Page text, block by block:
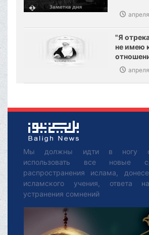
"Я
не имею
Мы должны идти в ногу
использовать все новые
распространения ислама,
исламского учения, ответа
устранения сомнений